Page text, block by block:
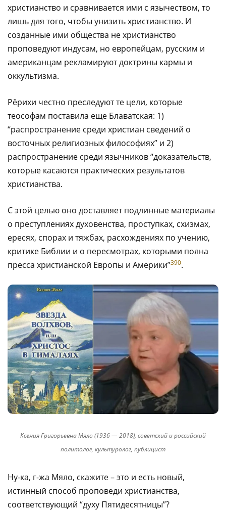
христианство и сравнивается ими с язычеством, то
лишь для того, чтобы унизить христианство. И
созданные ими общества не христианство
проповедуют индусам, но европейцам, русским и
американцам рекламируют доктрины кармы и
оккультизма.
Рёрихи честно преследуют те цели, которые
теософам поставила еще Блаватская: 1)
“распространение среди христиан сведений о
восточных религиозных философиях” и 2)
распространение среди язычников “доказательств,
которые касаются практических результатов
христианства.
С этой целью оно доставляет подлинные материалы
о преступлениях духовенства, проступках, схизмах,
ересях, спорах и тяжбах, расхождениях по учению,
критике Библии и о пересмотрах, которыми полна
пресса христианской Европы и Америки”390.
Ксения Григорьевна Мяло (1936 — 2018), советский и российский
политолог, культуролог, публицист
Ну-ка, г-жа Мяло, скажите – это и есть новый,
истинный способ проповеди христианства,
соответствующий “духу Пятидесятницы”?